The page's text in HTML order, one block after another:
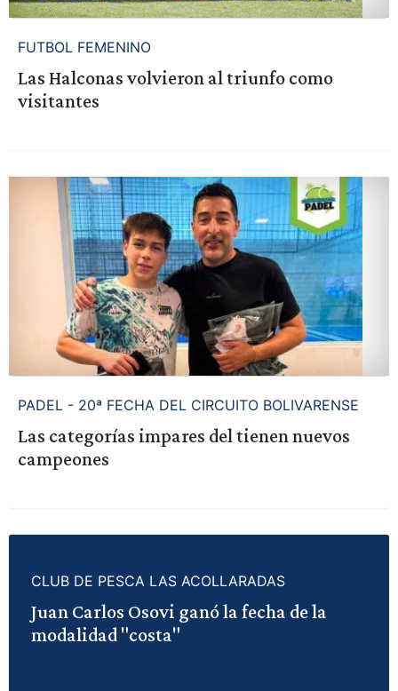
FUTBOL FEMENINO
Las Halconas volvieron al triunfo como
visitantes
PADEL - 20ª FECHA DEL CIRCUITO BOLIVARENSE
Las categorías impares del tienen nuevos
campeones
CLUB DE PESCA LAS ACOLLARADAS
Juan Carlos Osovi ganó la fecha de la
modalidad "costa"